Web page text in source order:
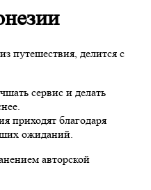
путешествия, делится с
сервис и делать
приходят благодаря
ожиданий.
авторской